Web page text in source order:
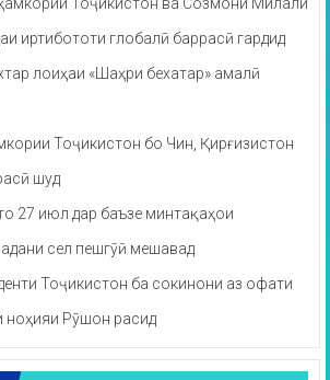
Тоҷикистон ва Созмони Милали
иртибототи глобалӣ баррасӣ гардид
лоиҳаи «Шаҳри бехатар» амалӣ
Тоҷикистон бо Чин, Қирғизистон
шуд
27 июл дар баъзе минтақаҳои
сел пешгӯӣ мешавад
Тоҷикистон ба сокинони аз офати
ноҳияи Рӯшон расид